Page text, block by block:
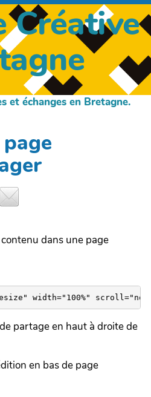
Créative
et échanges en Bretagne.
dans une page
partage en haut à droite de
en bas de page